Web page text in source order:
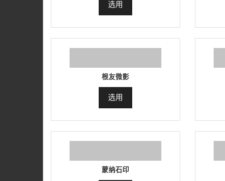
选用
根友微影
选用
蒙纳石印